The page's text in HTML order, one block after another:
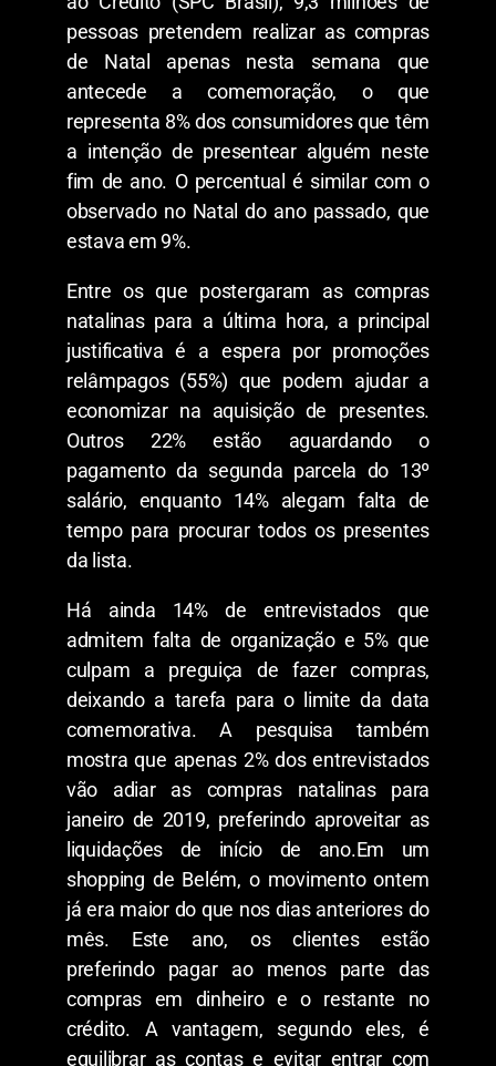
pessoas pretendem realizar as compras
de Natal apenas nesta semana que
antecede a comemoração, o que
representa 8% dos consumidores que têm
a intenção de presentear alguém neste
fim de ano. O percentual é similar com o
observado no Natal do ano passado, que
estava em 9%.
Entre os que postergaram as compras
natalinas para a última hora, a principal
justificativa é a espera por promoções
relâmpagos (55%) que podem ajudar a
economizar na aquisição de presentes.
Outros 22% estão aguardando o
pagamento da segunda parcela do 13º
salário, enquanto 14% alegam falta de
tempo para procurar todos os presentes
da lista.
Há ainda 14% de entrevistados que
admitem falta de organização e 5% que
culpam a preguiça de fazer compras,
deixando a tarefa para o limite da data
comemorativa. A pesquisa também
mostra que apenas 2% dos entrevistados
vão adiar as compras natalinas para
janeiro de 2019, preferindo aproveitar as
liquidações de início de ano.Em um
shopping de Belém, o movimento ontem
já era maior do que nos dias anteriores do
mês. Este ano, os clientes estão
preferindo pagar ao menos parte das
compras em dinheiro e o restante no
crédito. A vantagem, segundo eles, é
equilibrar as contas e evitar entrar com